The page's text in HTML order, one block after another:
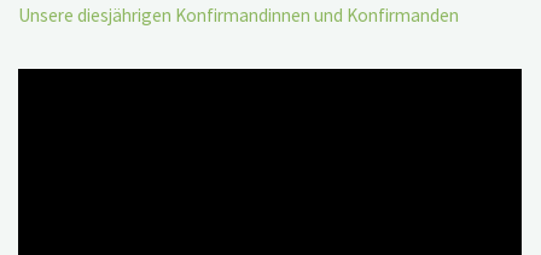
Unsere diesjährigen Konfirmandinnen und Konfirmanden